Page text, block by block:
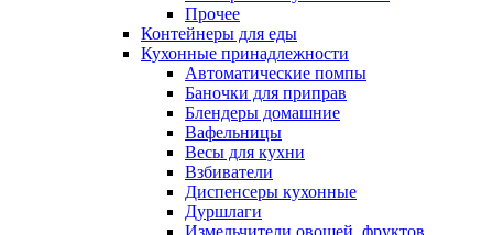
Прочее
Контейнеры для еды
Кухонные принадлежности
Автоматические помпы
Баночки для приправ
Блендеры домашние
Вафельницы
Весы для кухни
Взбиватели
Диспенсеры кухонные
Дуршлаги
Измельчители овощей, фруктов